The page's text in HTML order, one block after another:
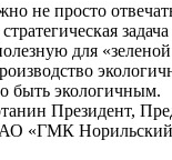
не просто
для
быть экологичным.
Президент,
«ГМК Норильский